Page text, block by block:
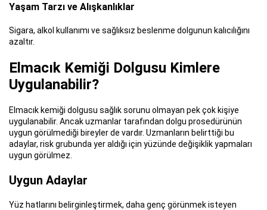
Yaşam Tarzı ve Alışkanlıklar
Sigara, alkol kullanımı ve sağlıksız beslenme dolgunun kalıcılığını
azaltır.
Elmacık Kemiği Dolgusu Kimlere
Uygulanabilir?
Elmacık kemiği dolgusu sağlık sorunu olmayan pek çok kişiye
uygulanabilir. Ancak uzmanlar tarafından dolgu prosedürünün
uygun görülmediği bireyler de vardır. Uzmanların belirttiği bu
adaylar, risk grubunda yer aldığı için yüzünde değişiklik yapmaları
uygun görülmez.
Uygun Adaylar
Yüz hatlarını belirginleştirmek, daha genç görünmek isteyen